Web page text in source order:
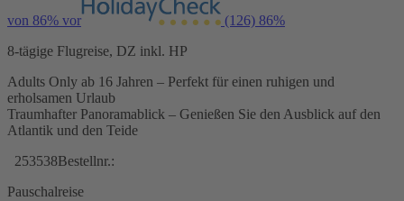
von 86% vor (126) 86%
8-tägige Flugreise, DZ inkl. HP
Adults Only ab 16 Jahren – Perfekt für einen ruhigen und
erholsamen Urlaub
Traumhafter Panoramablick – Genießen Sie den Ausblick auf den
Atlantik und den Teide
253538Bestellnr.:
Pauschalreise